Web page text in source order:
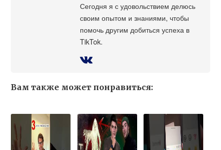
Сегодня я с удовольствием делюсь
своим опытом и знаниями, чтобы
помочь другим добиться успеха в
TikTok.
Вам также может понравиться: